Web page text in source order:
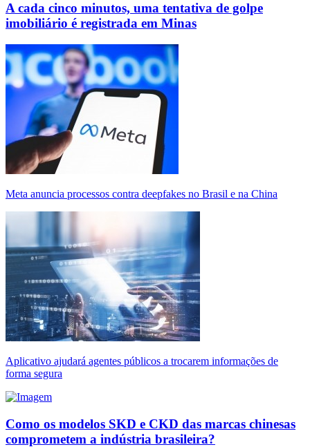
A cada cinco minutos, uma tentativa de golpe
imobiliário é registrada em Minas
Meta anuncia processos contra deepfakes no Brasil e na China
Aplicativo ajudará agentes públicos a trocarem informações de
forma segura
Como os modelos SKD e CKD das marcas chinesas
comprometem a indústria brasileira?